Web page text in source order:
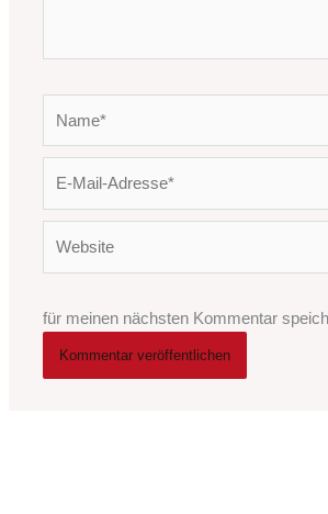
Adresse*
für meinen nächsten Kommentar